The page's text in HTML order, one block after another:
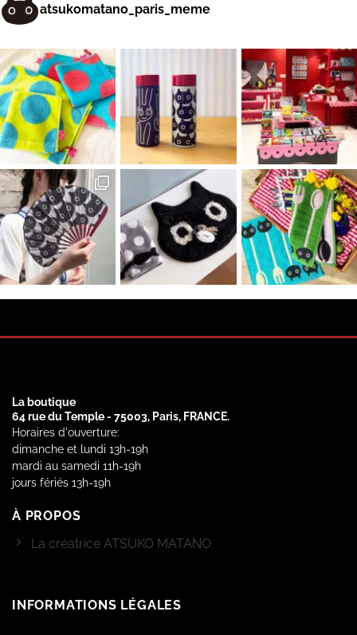
atsukomatano_paris_meme
La boutique
64 rue du Temple - 75003, Paris, FRANCE.
Horaires d'ouverture:
dimanche et lundi 13h-19h
mardi au samedi 11h-19h
jours fériés 13h-19h
À PROPOS
La créatrice ATSUKO MATANO
INFORMATIONS LÉGALES